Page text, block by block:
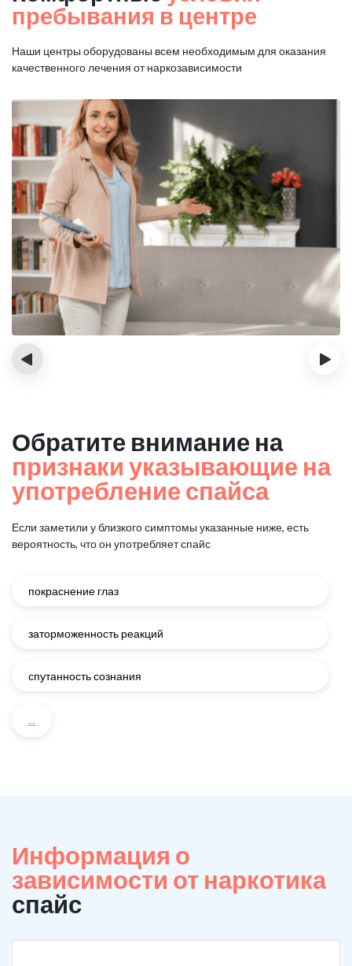
пребывания в центре
Наши центры оборудованы всем необходимым для оказания
качественного лечения от наркозависимости
‹ ›
Обратите внимание на
признаки указывающие на
употребление спайса
Если заметили у близкого симптомы указанные ниже, есть
вероятность, что он употребляет спайс
покраснение глаз
заторможенность реакций
спутанность сознания
...
Информация о
зависимости от наркотика
спайс